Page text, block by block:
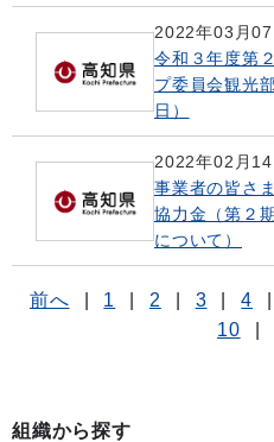
2022年03月07
令和３年度第
プ委員会観光
日）
2022年02月14
事業者の皆さ
協力金（第２
について）
前へ 1 2 3 4
10
組織から探す